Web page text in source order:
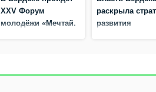
XXV Форум
молодёжи «Мечтай.
раскрыла
развития